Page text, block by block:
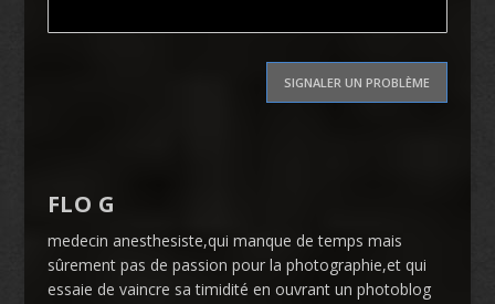
SIGNALER UN PROBLÈME
FLO G
medecin anesthesiste,qui manque de temps mais
sûrement pas de passion pour la photographie,et qui
essaie de vaincre sa timidité en ouvrant un photoblog